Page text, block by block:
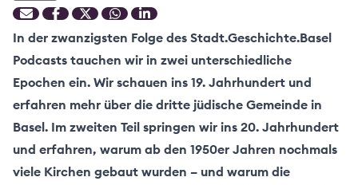
Partner
Projekt
Forschung
Über
uns
In der zwanzigsten Folge des Stadt.Geschichte.Basel
Podcasts tauchen wir in zwei unterschiedliche
Epochen ein. Wir schauen ins 19. Jahrhundert und
erfahren mehr über die dritte jüdische Gemeinde in
Basel. Im zweiten Teil springen wir ins 20. Jahrhundert
und erfahren, warum ab den 1950er Jahren nochmals
viele Kirchen gebaut wurden – und warum die